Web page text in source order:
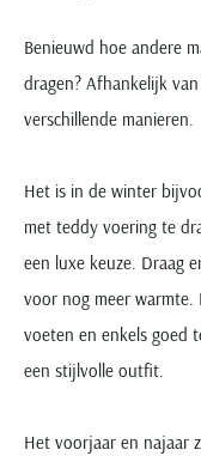
Benieuwd hoe andere
dragen? Afhankelijk
verschillende manieren.
Het is in de winter
met teddy voering te
een luxe keuze. Draag
voor nog meer warmte.
voeten en enkels goed
een stijlvolle outfit.
Het voorjaar en najaar